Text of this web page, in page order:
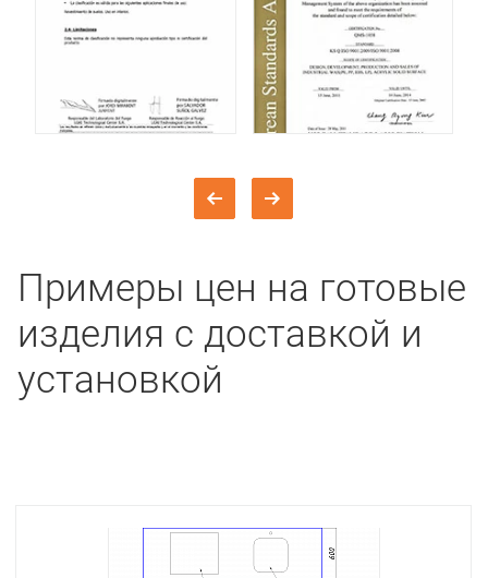
Примеры цен на готовые
изделия с доставкой и
установкой